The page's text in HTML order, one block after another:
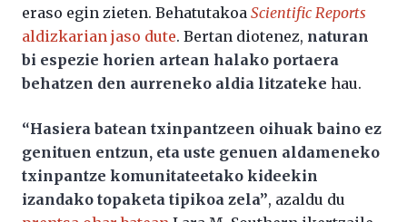
eraso egin zieten. Behatutakoa Scientific Reports
aldizkarian jaso dute. Bertan diotenez, naturan
bi espezie horien artean halako portaera
behatzen den aurreneko aldia litzateke hau.
“Hasiera batean txinpantzeen oihuak baino ez
genituen entzun, eta uste genuen aldameneko
txinpantze komunitateetako kideekin
izandako topaketa tipikoa zela”, azaldu du